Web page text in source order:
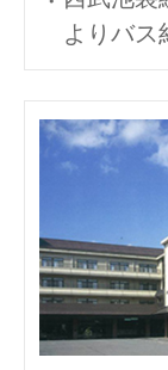
よりバス